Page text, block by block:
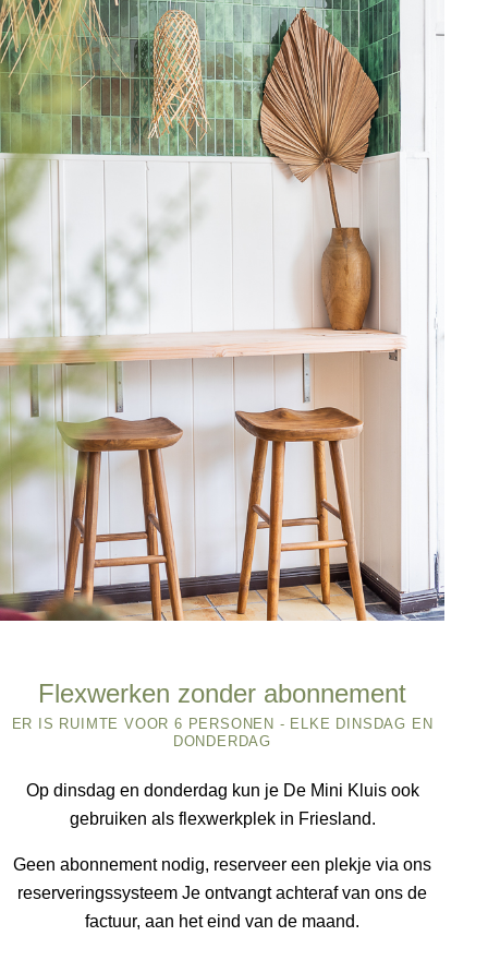
Flexwerken zonder abonnement
ER IS RUIMTE VOOR 6 PERSONEN - ELKE DINSDAG EN
DONDERDAG
Op dinsdag en donderdag kun je De Mini Kluis ook
gebruiken als flexwerkplek in Friesland.
Geen abonnement nodig, reserveer een plekje via ons
reserveringssysteem Je ontvangt achteraf van ons de
factuur, aan het eind van de maand.